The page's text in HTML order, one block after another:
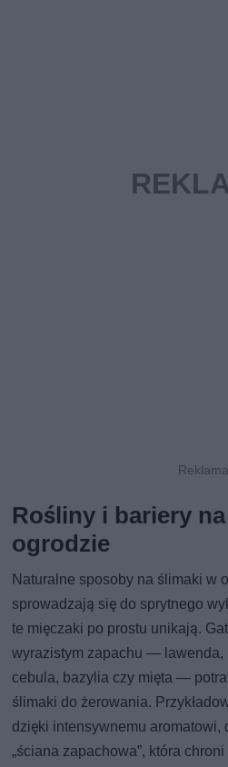
Rośliny i bariery
ogrodzie
Naturalne sposoby na ślimaki w
sprowadzają się do sprytnego
te mięczaki po prostu unikają.
wyrazistym zapachu — lawenda,
cebula, bazylia czy mięta —
ślimaki do żerowania.
dzięki intensywnemu aromatowi,
„ściana zapachowa”, która